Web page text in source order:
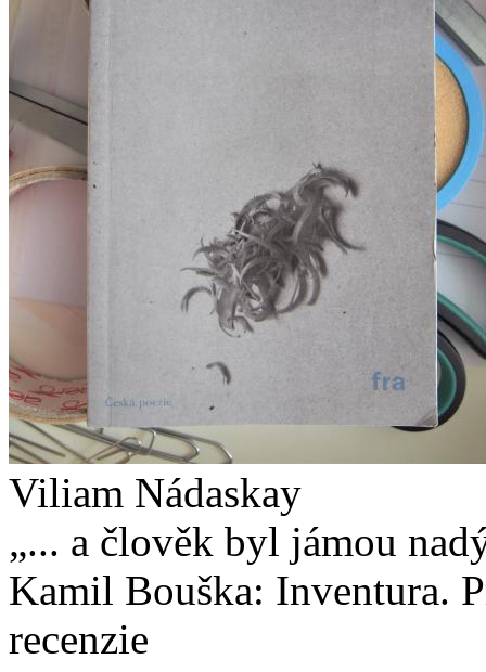
Viliam Nádaskay
„... a člověk byl jámou
Kamil Bouška: Inventura.
recenzie